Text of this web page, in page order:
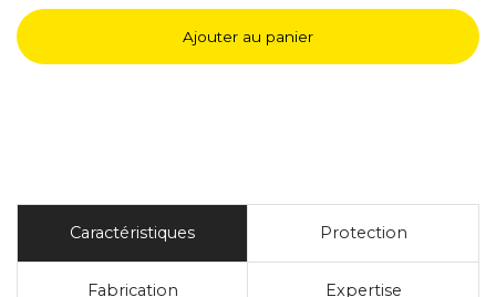
Ajouter au panier
Caractéristiques Protection
Fabrication Expertise